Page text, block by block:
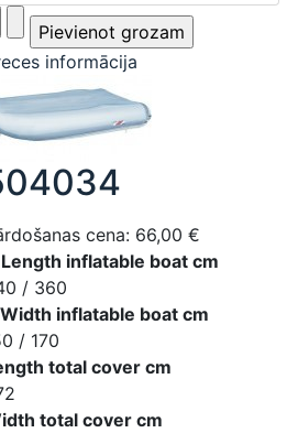
informācija
cena: 66,00 €
inflatable boat cm
/ 360
inflatable boat cm
/ 170
total cover cm
total cover cm